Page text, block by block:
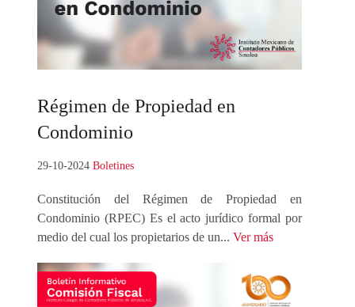
Régimen de Propiedad en
Condominio
29-10-2024 Boletines
Constitución del Régimen de Propiedad en
Condominio (RPEC) Es el acto jurídico formal por
medio del cual los propietarios de un... Ver más